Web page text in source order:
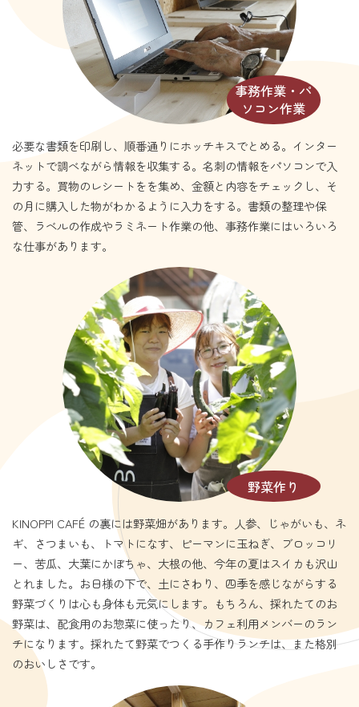
事務作業・パ
ソコン作業
必要な書類を印刷し、順番通りにホッチキスでとめる。インター
ネットで調べながら情報を収集する。名刺の情報をパソコンで入
力する。買物のレシートをを集め、金額と内容をチェックし、そ
の月に購入した物がわかるように入力をする。書類の整理や保
管、ラベルの作成やラミネート作業の他、事務作業にはいろいろ
な仕事があります。
野菜作り
KINOPPI CAFÉ の裏には野菜畑があります。人参、じゃがいも、ネ
ギ、さつまいも、トマトになす、ピーマンに玉ねぎ、ブロッコリ
ー、苦瓜、大葉にかぼちゃ、大根の他、今年の夏はスイカも沢山
とれました。お日様の下で、土にさわり、四季を感じながらする
野菜づくりは心も身体も元気にします。もちろん、採れたてのお
野菜は、配食用のお惣菜に使ったり、カフェ利用メンバーのラン
チになります。採れたて野菜でつくる手作りランチは、また格別
のおいしさです。